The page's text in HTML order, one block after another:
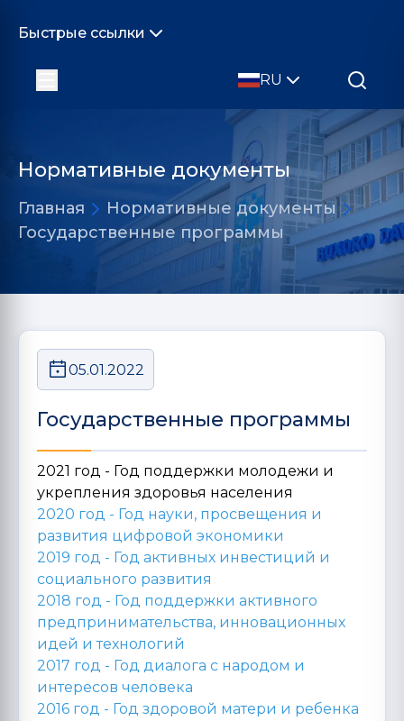
Быстрые ссылки
RU
Нормативные документы
Главная
Нормативные документы
Государственные программы
05.01.2022
Государственные программы
2021 год - Год поддержки молодежи и
укрепления здоровья населения
2020 год - Год науки, просвещения и
развития цифровой экономики
2019 год - Год активных инвестиций и
социального развития
2018 год - Год поддержки активного
предпринимательства, инновационных
идей и технологий
2017 год - Год диалога с народом и
интересов человека
2016 год - Год здоровой матери и ребенка